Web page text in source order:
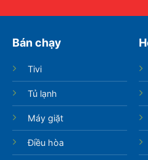
Bán chạy
Tivi
Tủ lạnh
Máy giặt
Điều hòa